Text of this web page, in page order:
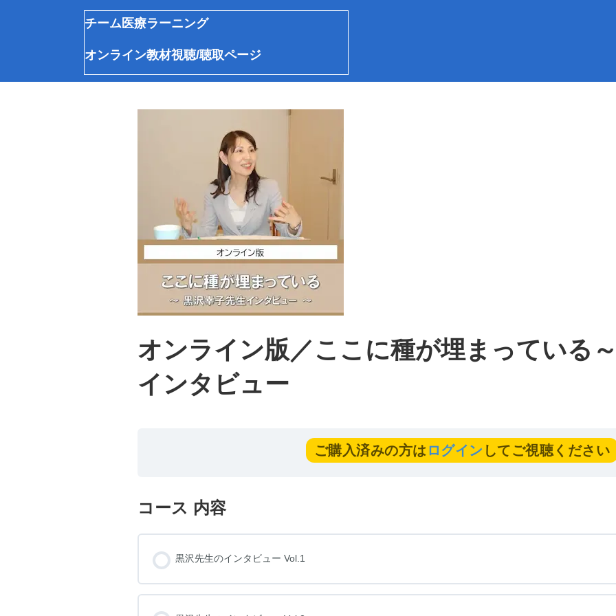
チーム医療ラーニング
オンライン教材視聴/聴取ページ
オンライン版／ここに種が埋まっている
インタビュー
ご購入済みの方は ログイン してご視聴ください
コース 内容
黒沢先生のインタビュー Vol.1